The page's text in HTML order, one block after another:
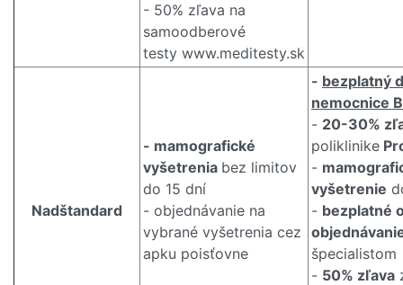
- 50% zľava na
samoodberové
testy www.meditesty.sk
Nadštandard
- mamografické
vyšetrenia bez limitov
do 15 dní
- objednávanie na
vybrané vyšetrenia cez
apku poisťovne
- bezplatný
nemocnice
- 20-30%
poliklinike
-
vyšetrenie
- bezplatné
špecialistom
- 50% zľava